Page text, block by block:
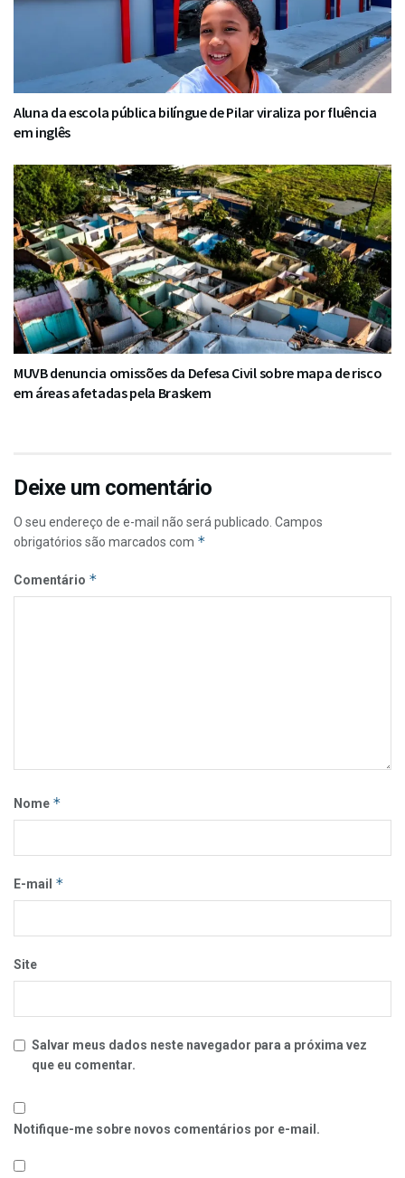
Aluna da escola pública bilíngue de Pilar viraliza por fluência
em inglês
MUVB denuncia omissões da Defesa Civil sobre mapa de risco
em áreas afetadas pela Braskem
Deixe um comentário
O seu endereço de e-mail não será publicado. Campos
obrigatórios são marcados com *
Comentário *
Nome *
E-mail *
Site
Salvar meus dados neste navegador para a próxima vez
que eu comentar.
Notifique-me sobre novos comentários por e-mail.